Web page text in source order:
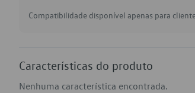
Compatibilidade disponível apenas para
Características do produto
Nenhuma característica encontrada.